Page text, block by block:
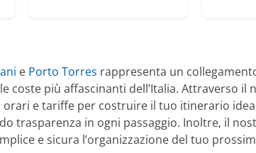
e Porto Torres rappresenta un
coste più affascinanti dell’Italia.
e tariffe per costruire il tuo itinerario
trasparenza in ogni passaggio. Inoltre, il
e sicura l’organizzazione del tuo